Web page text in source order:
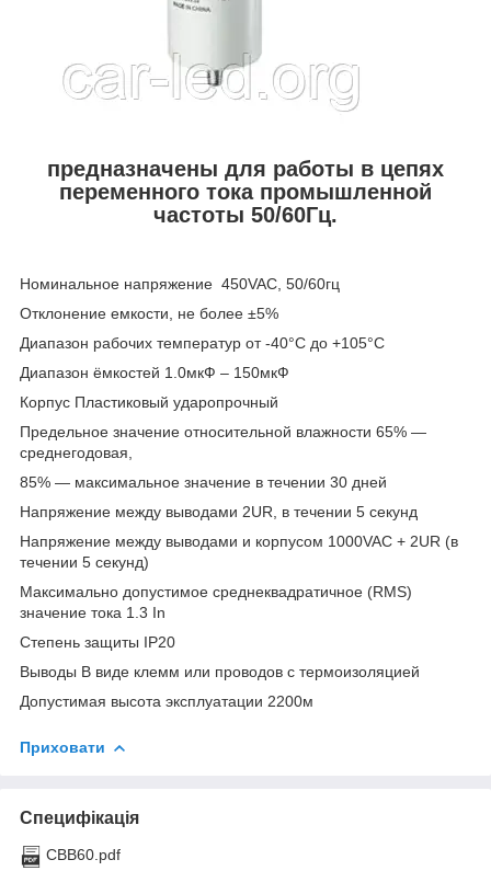
предназначены для работы в цепях
переменного тока промышленной
частоты 50/60Гц.
Номинальное напряжение 450VAC, 50/60гц
Отклонение емкости, не более ±5%
Диапазон рабочих температур от -40°С до +105°С
Диапазон ёмкостей 1.0мкФ – 150мкФ
Корпус Пластиковый ударопрочный
Предельное значение относительной влажности 65% ―
среднегодовая,
85% ― максимальное значение в течении 30 дней
Напряжение между выводами 2UR, в течении 5 секунд
Напряжение между выводами и корпусом 1000VAC + 2UR (в
течении 5 секунд)
Максимально допустимое среднеквадратичное (RMS)
значение тока 1.3 In
Степень защиты IP20
Выводы В виде клемм или проводов с термоизоляцией
Допустимая высота эксплуатации 2200м
Приховати
Специфікація
CBB60.pdf